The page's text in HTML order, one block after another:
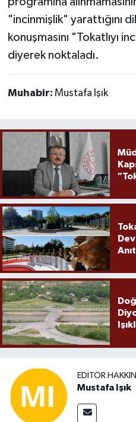
"incinmişlik" yarattığını
konuşmasını "Tokatlıyı
diyerek noktaladı.
Muhabir: Mustafa Işık
EDITÖR
Mustafa Işık